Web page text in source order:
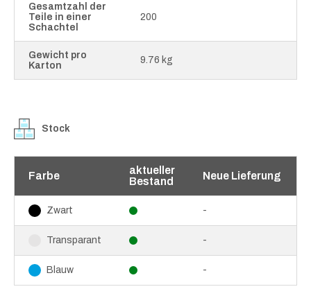
Gesamtzahl der
Teile in einer
Schachtel
200
Gewicht pro
Karton
9.76 kg
Stock
Farbe
aktueller
Bestand
Neue Lieferung
Zwart -
Transparant -
Blauw -